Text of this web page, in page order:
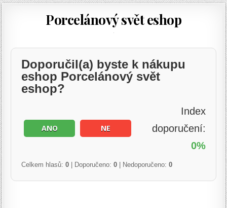
Porcelánový svět eshop
Doporučil(a) byste k nákupu
eshop Porcelánový svět
eshop?
ANO NE
Index
doporučení:
0%
Celkem hlasů:0 | Doporučeno:0 | Nedoporučeno:0